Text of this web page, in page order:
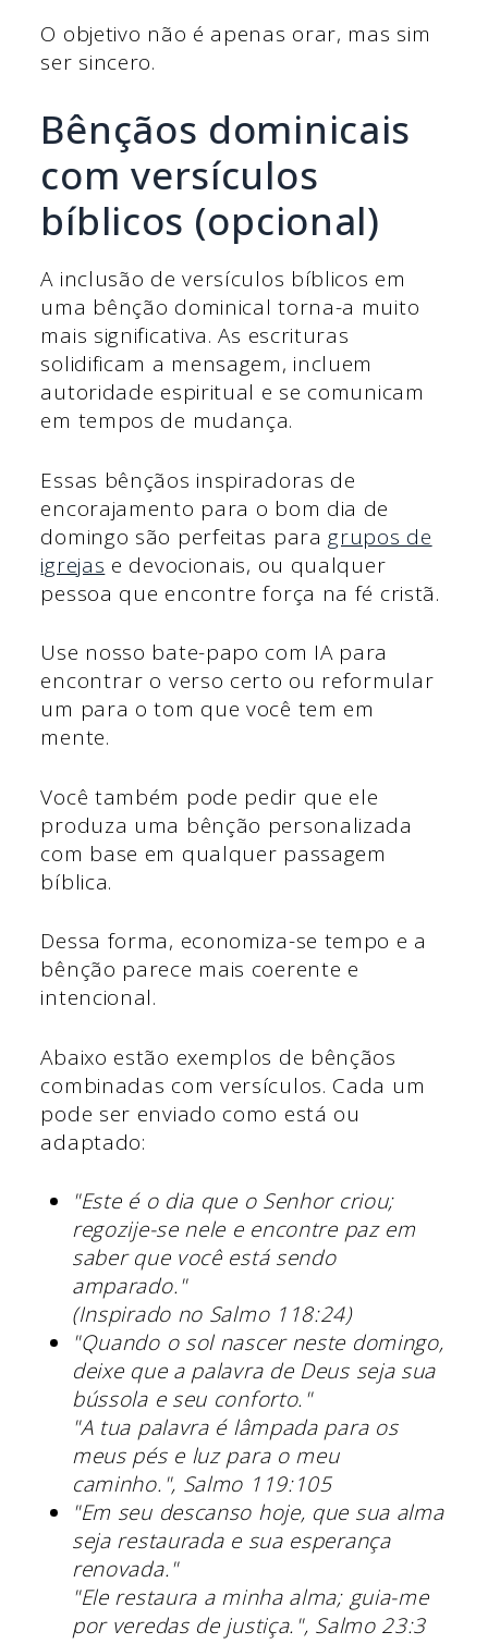
O objetivo não é apenas orar, mas sim
ser sincero.
Bênçãos dominicais
com versículos
bíblicos (opcional)
A inclusão de versículos bíblicos em
uma bênção dominical torna-a muito
mais significativa. As escrituras
solidificam a mensagem, incluem
autoridade espiritual e se comunicam
em tempos de mudança.
Essas bênçãos inspiradoras de
encorajamento para o bom dia de
domingo são perfeitas para grupos de
igrejas e devocionais, ou qualquer
pessoa que encontre força na fé cristã.
Use nosso bate-papo com IA para
encontrar o verso certo ou reformular
um para o tom que você tem em
mente.
Você também pode pedir que ele
produza uma bênção personalizada
com base em qualquer passagem
bíblica.
Dessa forma, economiza-se tempo e a
bênção parece mais coerente e
intencional.
Abaixo estão exemplos de bênçãos
combinadas com versículos. Cada um
pode ser enviado como está ou
adaptado:
"Este é o dia que o Senhor criou;
regozije-se nele e encontre paz em
saber que você está sendo
amparado."
(Inspirado no Salmo 118:24)
"Quando o sol nascer neste domingo,
deixe que a palavra de Deus seja sua
bússola e seu conforto."
"A tua palavra é lâmpada para os
meus pés e luz para o meu
caminho.", Salmo 119:105
"Em seu descanso hoje, que sua alma
seja restaurada e sua esperança
renovada."
"Ele restaura a minha alma; guia-me
por veredas de justiça.", Salmo 23:3